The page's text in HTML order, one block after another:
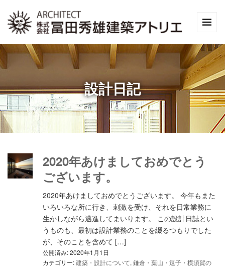
設計日記
2020年あけましておめでとう
ございます。
2020年あけましておめでとうございます。 今年もまた
いろいろな所に行き、刺激を受け、それを日常業務に
生かしながら邁進してまいります。 この設計日誌とい
うものも、最初は設計業務のことを綴るつもりでした
が、そのことを含めて […]
公開済み: 2020年1月1日
カテゴリー:建築・設計について, 鎌倉・葉山・逗子・横須賀の